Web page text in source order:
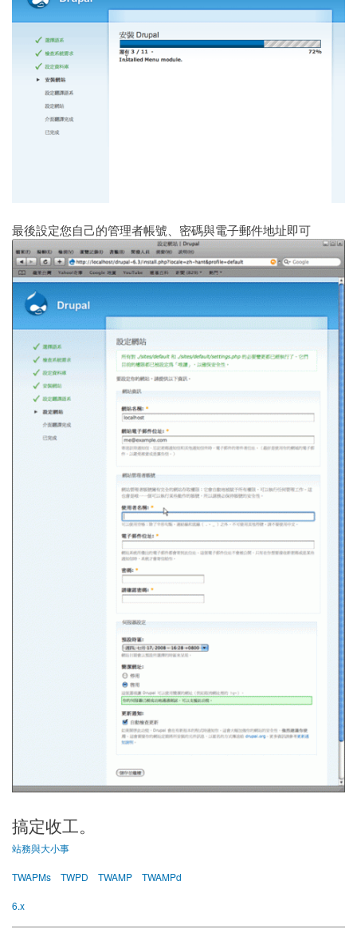
最後設定您自己的管理者帳號、密碼與電子郵件地址即可
搞定收工。
站務與大小事
TWAPMs TWPD TWAMP TWAMPd
6.x